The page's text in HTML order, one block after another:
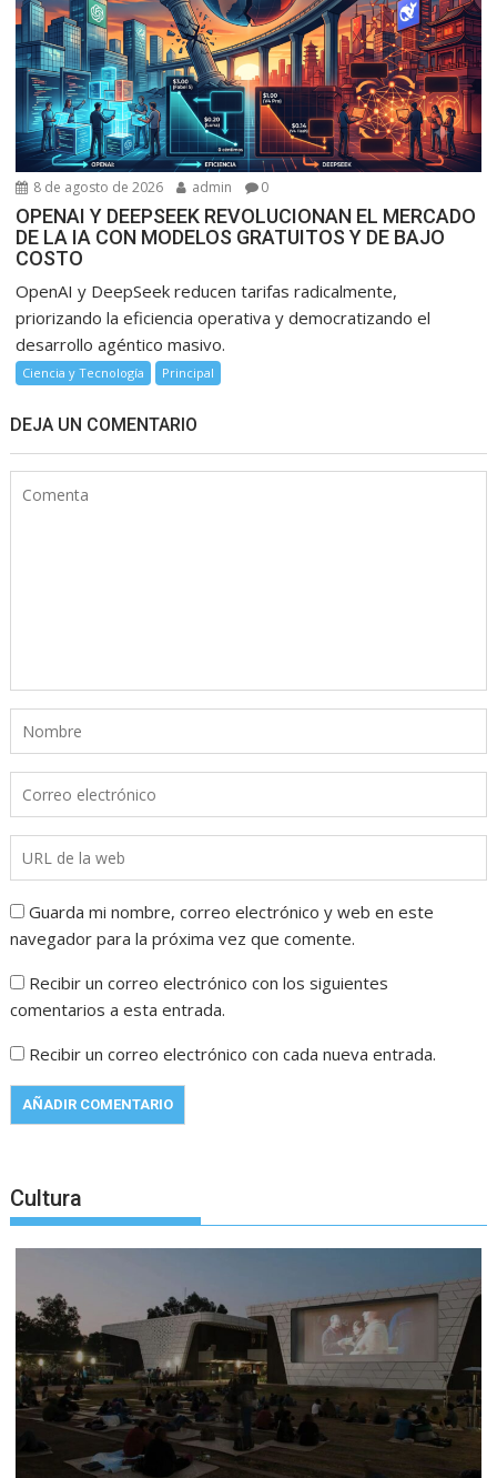
8 de agosto de 2026 admin 0
OPENAI Y DEEPSEEK REVOLUCIONAN EL MERCADO
DE LA IA CON MODELOS GRATUITOS Y DE BAJO
COSTO
OpenAI y DeepSeek reducen tarifas radicalmente,
priorizando la eficiencia operativa y democratizando el
desarrollo agéntico masivo.
Ciencia y Tecnología Principal
DEJA UN COMENTARIO
Guarda mi nombre, correo electrónico y web en este
navegador para la próxima vez que comente.
Recibir un correo electrónico con los siguientes
comentarios a esta entrada.
Recibir un correo electrónico con cada nueva entrada.
Cultura